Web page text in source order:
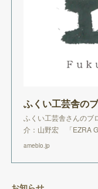
ふくい工芸舎の
ふくい工芸舎さんのブ
介：山野宏 「EZRA
ameblo.jp